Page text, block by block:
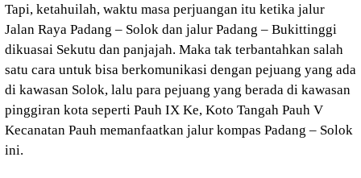
Tapi, ketahuilah, waktu masa perjuangan itu ketika jalur
Jalan Raya Padang – Solok dan jalur Padang – Bukittinggi
dikuasai Sekutu dan panjajah. Maka tak terbantahkan salah
satu cara untuk bisa berkomunikasi dengan pejuang yang ada
di kawasan Solok, lalu para pejuang yang berada di kawasan
pinggiran kota seperti Pauh IX Ke, Koto Tangah Pauh V
Kecanatan Pauh memanfaatkan jalur kompas Padang – Solok
ini.